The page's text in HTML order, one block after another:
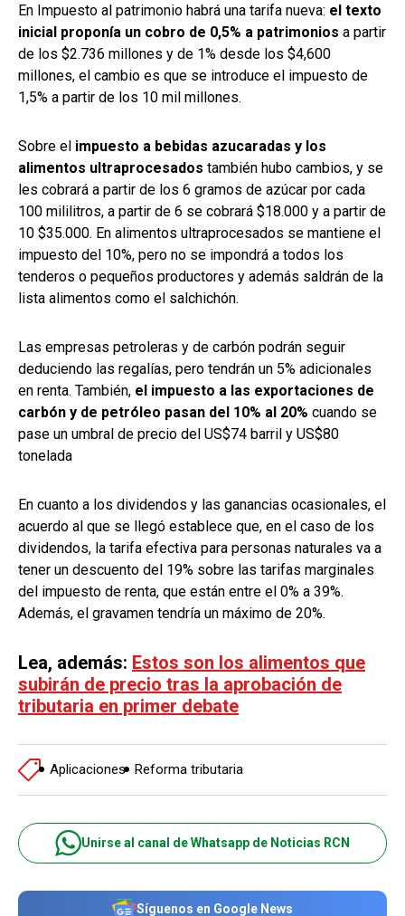
En Impuesto al patrimonio habrá una tarifa nueva: el texto
inicial proponía un cobro de 0,5% a patrimonios a partir
de los $2.736 millones y de 1% desde los $4,600
millones, el cambio es que se introduce el impuesto de
1,5% a partir de los 10 mil millones.
Sobre el impuesto a bebidas azucaradas y los
alimentos ultraprocesados también hubo cambios, y se
les cobrará a partir de los 6 gramos de azúcar por cada
100 mililitros, a partir de 6 se cobrará $18.000 y a partir de
10 $35.000. En alimentos ultraprocesados se mantiene el
impuesto del 10%, pero no se impondrá a todos los
tenderos o pequeños productores y además saldrán de la
lista alimentos como el salchichón.
Las empresas petroleras y de carbón podrán seguir
deduciendo las regalías, pero tendrán un 5% adicionales
en renta. También, el impuesto a las exportaciones de
carbón y de petróleo pasan del 10% al 20% cuando se
pase un umbral de precio del US$74 barril y US$80
tonelada
En cuanto a los dividendos y las ganancias ocasionales, el
acuerdo al que se llegó establece que, en el caso de los
dividendos, la tarifa efectiva para personas naturales va a
tener un descuento del 19% sobre las tarifas marginales
del impuesto de renta, que están entre el 0% a 39%.
Además, el gravamen tendría un máximo de 20%.
Lea, además: Estos son los alimentos que
subirán de precio tras la aprobación de
tributaria en primer debate
Aplicaciones Reforma tributaria
Unirse al canal de Whatsapp de Noticias RCN
Síguenos en Google News